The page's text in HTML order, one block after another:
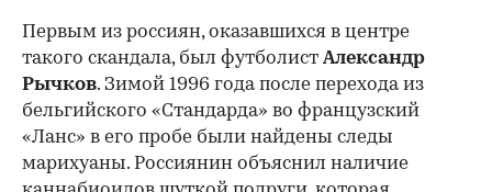
Первым из россиян, оказавшихся в центре
такого скандала, был футболист Александр
Рычков. Зимой 1996 года после перехода из
бельгийского «Стандарда» во французский
«Ланс» в его пробе были найдены следы
марихуаны. Россиянин объяснил наличие